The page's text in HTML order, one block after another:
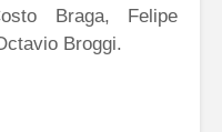
Braga, Felipe
Broggi.